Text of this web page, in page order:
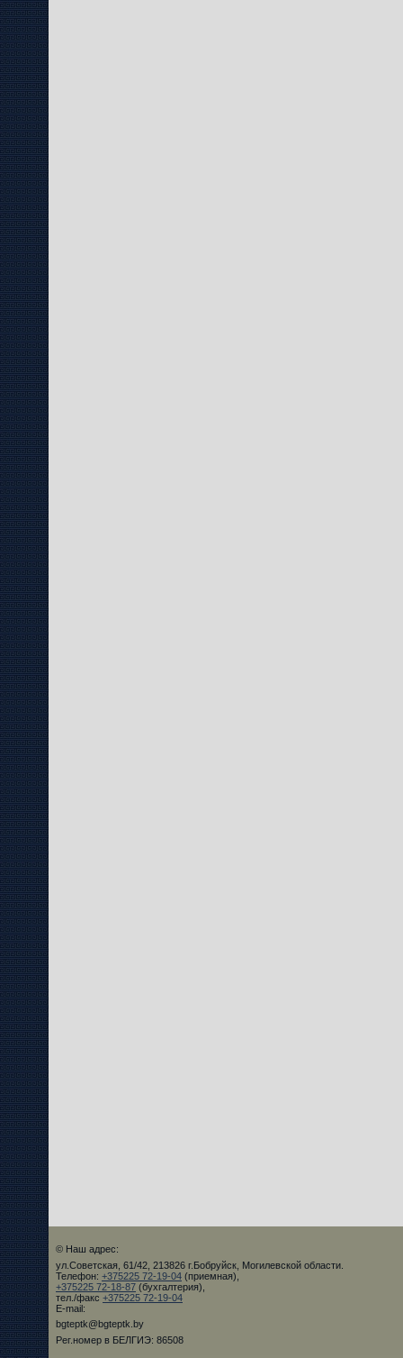
© Наш адрес:
ул.Советская, 61/42, 213826 г.Бобруйск, Могилевской области.
Телефон: +375225 72-19-04 (приемная),
+375225 72-18-87 (бухгалтерия),
тел./факс +375225 72-19-04
E-mail:
bgteptk@bgteptk.by
Рег.номер в БЕЛГИЭ: 86508